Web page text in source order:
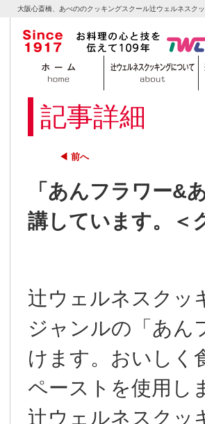
大阪心斎橋、あべののクッキングスクール辻ウェルネスクッ
記事詳細
◀ 前へ
「あんフラワー&
講しています。＜
辻ウェルネスクッ
ジャンルの「あん
けます。おいしく
ペーストを使用し
辻ウェルネスクッ